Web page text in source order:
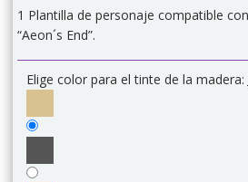
1 Plantilla de personaje compatible
“Aeon´s End”.
Elige color para el tinte de la madera: